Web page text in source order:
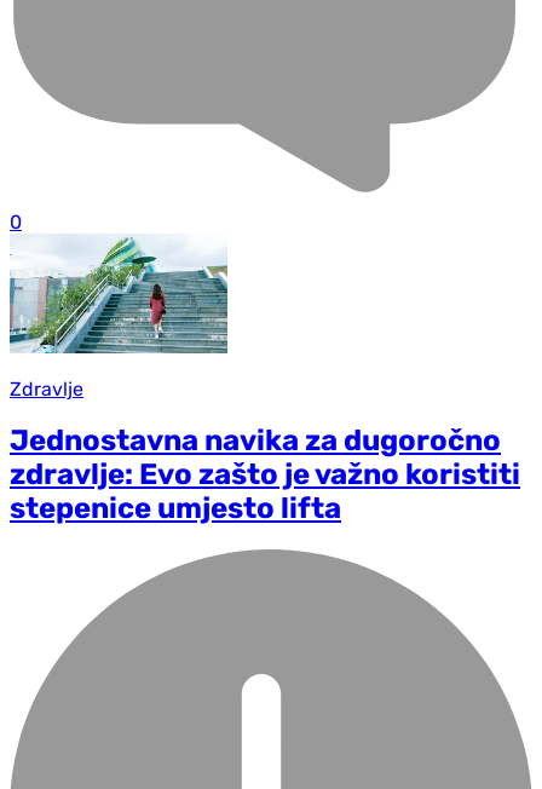
0
Zdravlje
Jednostavna navika za dugoročno
zdravlje: Evo zašto je važno koristiti
stepenice umjesto lifta